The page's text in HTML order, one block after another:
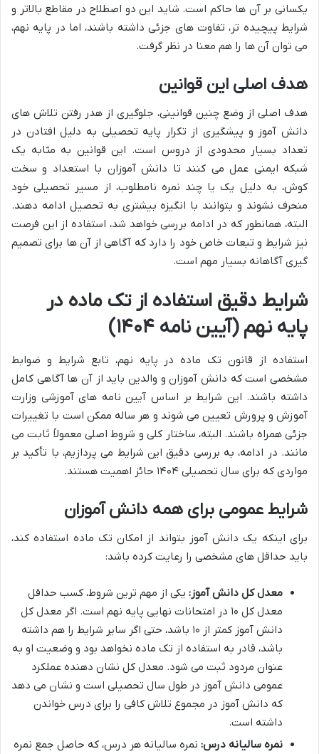
یکسانی بر آن ها حاکم است. شاید این دو اصطلاح در مقاطع بالاتر و
شرایط پیچیده تر، تفاوت های جزئی داشته باشند، اما در پایه نهم،
می توان آن ها را هم معنا در نظر گرفت.
هدف اصلی این قوانین
هدف اصلی از وضع چنین قوانینی، جلوگیری از هدر رفتن تلاش های
دانش آموز و پیشگیری از تکرار پایه تحصیلی به دلیل افتادن در
تعداد بسیار محدودی از دروس است. این قوانین به مثابه یک
شبکه ایمنی عمل می کنند تا دانش آموزان با استعداد و سخت
کوش، به دلیل یک یا چند نمره نامطلوب، از مسیر تحصیلی خود
منحرف نشوند و بتوانند با انگیزه بیشتری به تحصیل ادامه دهند.
البته، همانطور که در ادامه بررسی خواهد شد، استفاده از این فرصت
نیز شرایط و تبعات خاص خود را دارد که آگاهی از آن ها برای تصمیم
گیری آگاهانه بسیار مهم است.
شرایط دقیق استفاده از تک ماده در
پایه نهم (آیین نامه ۱۴۰۴)
استفاده از قانون تک ماده در پایه نهم، تابع شرایط و ضوابط
مشخصی است که دانش آموزان و والدین باید از آن ها آگاهی کامل
داشته باشند. این شرایط بر اساس آیین نامه های آموزشی وزارت
آموزش و پرورش تعیین می شوند و هر ساله ممکن است با تغییرات
جزئی همراه باشند. البته، ساختار کلی و شروط اصلی معمولاً ثابت می
مانند. در ادامه، به بررسی دقیق این شرایط می پردازیم، با تأکید بر
مواردی که برای سال تحصیلی ۱۴۰۴ حائز اهمیت هستند.
شرایط عمومی برای همه دانش آموزان
برای اینکه یک دانش آموز بتواند از امکان تک ماده استفاده کند،
باید حداقل های مشخصی را رعایت کرده باشد:
معدل کل دانش آموز: یکی از مهم ترین شروط، کسب حداقل
معدل کل ۱۰ در امتحانات نهایی پایه نهم است. اگر معدل کل
دانش آموز کمتر از ۱۰ باشد، حتی اگر سایر شرایط را هم داشته
باشد، قادر به استفاده از تک ماده نخواهد بود و وضعیت او به
عنوان مردود ثبت می شود. معدل کل نشان دهنده عملکرد
عمومی دانش آموز در طول سال تحصیلی است و نشان می دهد
که دانش آموز در مجموع تلاش کافی را برای درس خواندن
داشته است.
نمره سالیانه درس: نمره سالیانه هر درس، که حاصل جمع نمره